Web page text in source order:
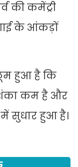
की कमेंट्री
के आंकड़ों
हुआ है कि
कम है और
सुधार हुआ है।